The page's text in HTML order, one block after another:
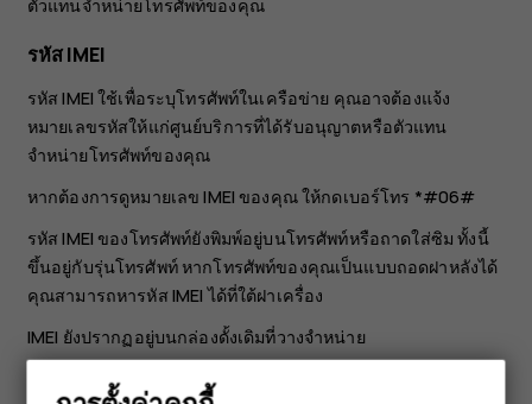
ตัวแทนจำหน่ายโทรศัพท์ของคุณ
รหัส IMEI
รหัส IMEI ใช้เพื่อระบุโทรศัพท์ในเครือข่าย คุณอาจต้องแจ้ง
หมายเลขรหัสให้แก่ศูนย์บริการที่ได้รับอนุญาตหรือตัวแทน
จำหน่ายโทรศัพท์ของคุณ
หากต้องการดูหมายเลข IMEI ของคุณ ให้กดเบอร์โทร *#06#
รหัส IMEI ของโทรศัพท์ยังพิมพ์อยู่บนโทรศัพท์หรือถาดใส่ซิม ทั้งนี้
ขึ้นอยู่กับรุ่นโทรศัพท์ หากโทรศัพท์ของคุณเป็นแบบถอดฝาหลังได้
คุณสามารถหารหัส IMEI ได้ที่ใต้ฝาเครื่อง
IMEI ยังปรากฏอยู่บนกล่องดั้งเดิมที่วางจำหน่าย
ค้นหาตำแหน่งหรือล็อกโทรศัพท์